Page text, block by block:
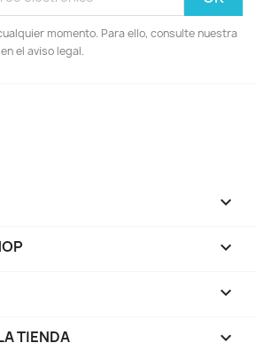
momento. Para ello, consulte nuestra
el aviso legal.



TIENDA keyboard_arrow_down